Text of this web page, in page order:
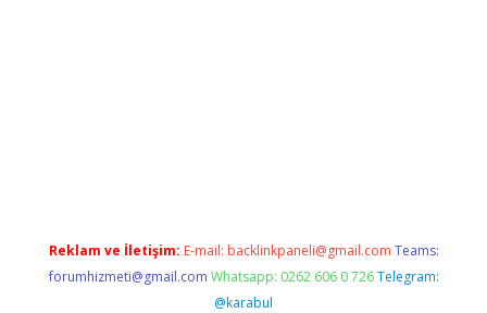
Reklam ve İletişim: E-mail: backlinkpaneli@gmail.com Teams:
forumhizmeti@gmail.com Whatsapp: 0262 606 0 726 Telegram:
@karabul